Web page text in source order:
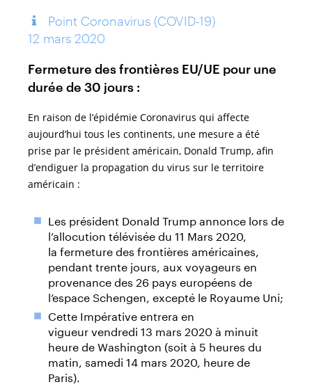
Point Coronavirus (COVID-19)
12 mars 2020
Fermeture des frontières EU/UE pour une
durée de 30 jours :
En raison de l’épidémie Coronavirus qui affecte
aujourd’hui tous les continents, une mesure a été
prise par le président américain, Donald Trump, afin
d’endiguer la propagation du virus sur le territoire
américain :
Les président Donald Trump annonce lors de
l’allocution télévisée du 11 Mars 2020,
la fermeture des frontières américaines,
pendant trente jours, aux voyageurs en
provenance des 26 pays européens de
l’espace Schengen, excepté le Royaume Uni;
Cette Impérative entrera en
vigueur vendredi 13 mars 2020 à minuit
heure de Washington (soit à 5 heures du
matin, samedi 14 mars 2020, heure de
Paris).